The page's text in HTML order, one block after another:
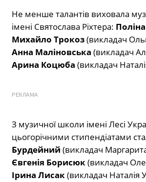
Не менше талантів виховала
імені Святослава Ріхтера:
Михайло Трокоз(викладач
Анна Маліновська (викладач
Арина Коцюба (викладач
РЕКЛАМА
З музичної школи імені Лесі
цьогорічними стипендіатами
Бурдейний (викладач
Євгенія Борисюк(викладач
Ірина Лисак(викладач Наталія